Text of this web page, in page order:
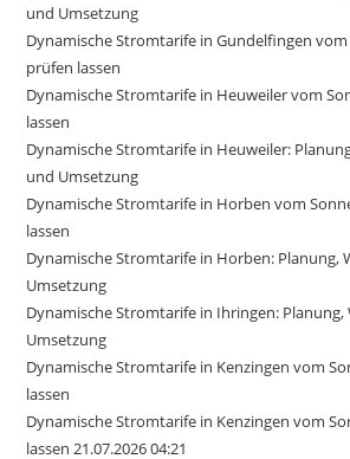
und Umsetzung
Dynamische Stromtarife in Gundelfingen
prüfen lassen
Dynamische Stromtarife in Heuweiler vom
lassen
Dynamische Stromtarife in Heuweiler:
und Umsetzung
Dynamische Stromtarife in Horben vom
lassen
Dynamische Stromtarife in Horben: Planung,
Umsetzung
Dynamische Stromtarife in Ihringen:
Umsetzung
Dynamische Stromtarife in Kenzingen vom
lassen
Dynamische Stromtarife in Kenzingen vom
lassen 21.07.2026 04:21